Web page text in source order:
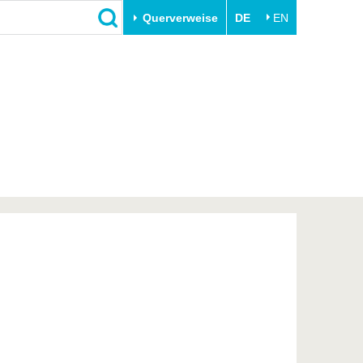
Querverweise DE EN
Innovative Transferprojekte
BTU & Region erleben